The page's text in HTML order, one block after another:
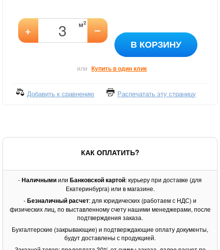
+ м2 –
В КОРЗИНУ
или Купить в один клик
Добавить к сравнению Распечатать эту страницу
КАК ОПЛАТИТЬ?
-Наличнымиили Банковской картой: курьеру при доставке (для
Екатеринбурга) или в магазине.
-Безналичный расчет: для юридических (работаем с НДС) и
физических лиц, по выставленному счету нашими менеджерами, после
подтверждения заказа.
Бухгалтерские (закрывающие) и подтверждающие оплату документы,
будут доставлены с продукцией.